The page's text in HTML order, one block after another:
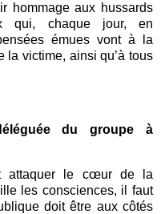
hommage aux hussards
qui, chaque jour, en
émues vont à la
la victime, ainsi qu’à tous
du groupe à
attaquer le cœur de la
les consciences, il faut
doit être aux côtés